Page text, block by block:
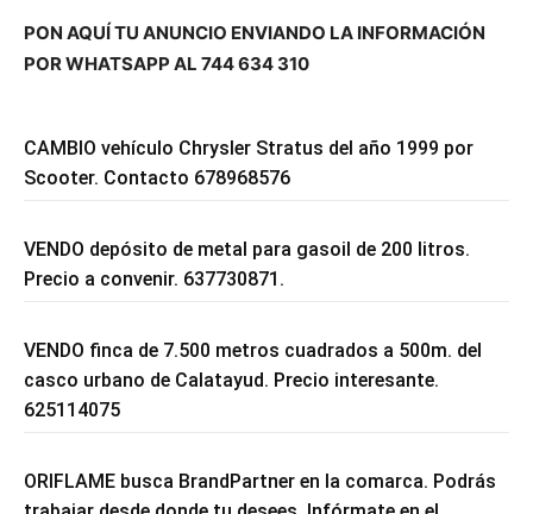
PON AQUÍ TU ANUNCIO ENVIANDO LA INFORMACIÓN
POR WHATSAPP AL 744 634 310
CAMBIO vehículo Chrysler Stratus del año 1999 por
Scooter. Contacto 678968576
VENDO depósito de metal para gasoil de 200 litros.
Precio a convenir. 637730871.
VENDO finca de 7.500 metros cuadrados a 500m. del
casco urbano de Calatayud. Precio interesante.
625114075
ORIFLAME busca BrandPartner en la comarca. Podrás